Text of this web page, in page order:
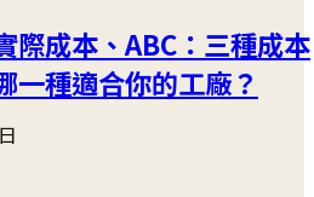
際成本、ABC：三種成本
一種適合你的工廠？